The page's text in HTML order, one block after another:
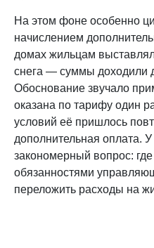
На этом фоне особенно
начислением
домах жильцам
снега — суммы доходили
Обоснование звучало
оказана по тарифу один
условий её пришлось
дополнительная оплата.
закономерный вопрос:
обязанностями
переложить расходы на